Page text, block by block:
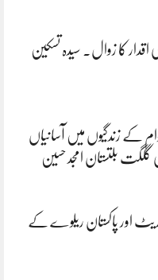
اقدار کا زوال. سیدہ تسکین
کے زندگیوں میں آسانیاں
گلگت بلتستان امجد حسین
اور پاکستان ریلوے کے